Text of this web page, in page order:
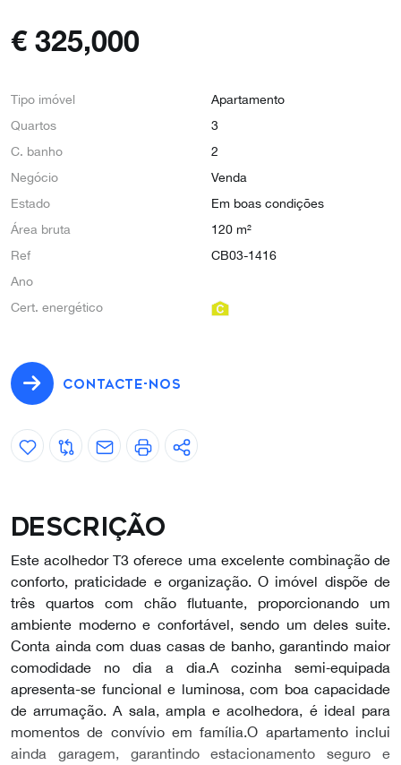
€ 325,000
Tipo imóvel
Apartamento
Quartos
3
C. banho
2
Negócio
Venda
Estado
Em boas condições
Área bruta
120 m²
Ref
CB03-1416
Ano
Cert. energético
CONTACTE-NOS
Descrição
Este acolhedor T3 oferece uma excelente combinação de
conforto, praticidade e organização. O imóvel dispõe de
três quartos com chão flutuante, proporcionando um
ambiente moderno e confortável, sendo um deles suite.
Conta ainda com duas casas de banho, garantindo maior
comodidade no dia a dia. A cozinha semi‑equipada
apresenta-se funcional e luminosa, com boa capacidade
de arrumação. A sala, ampla e acolhedora, é ideal para
momentos de convívio em família. O apartamento inclui
ainda garagem, garantindo estacionamento seguro e